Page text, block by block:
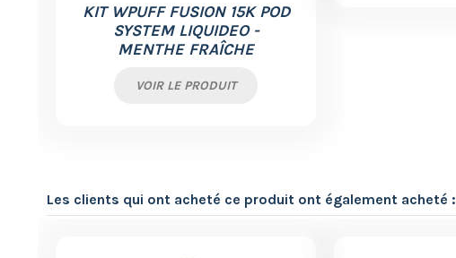
KIT WPUFF FUSION 15K POD
SYSTEM LIQUIDEO -
MENTHE FRAÎCHE
VOIR LE PRODUIT
Les clients qui ont acheté ce produit ont également acheté :